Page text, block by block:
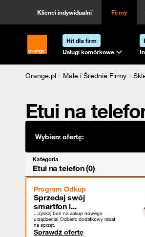
Klienci indywidualni Firmy
Strona główna Orange.pl
Hit dla firm
Usługi komórkowe
Orange.pl Małe i Średnie Firmy
Etui na
Wybierz ofertę:
Kategoria
Etui na telefon (0)
Program Odkup
Sprzedaj swój
smartfon i...
...zyskaj bon na zakup nowego
urządzenia! Odbierz dodatkowy rabat
na sprzęt.
Sprawdź ofertę